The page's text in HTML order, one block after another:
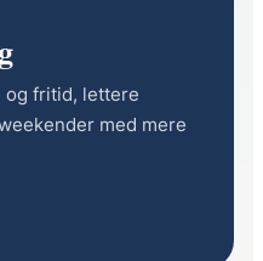
og fritid, lettere
med mere